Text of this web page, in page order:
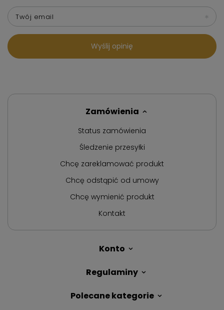
Twój email
Wyślij opinię
Zamówienia
Status zamówienia
Śledzenie przesyłki
Chcę zareklamować produkt
Chcę odstąpić od umowy
Chcę wymienić produkt
Kontakt
Konto
Regulaminy
Polecane kategorie